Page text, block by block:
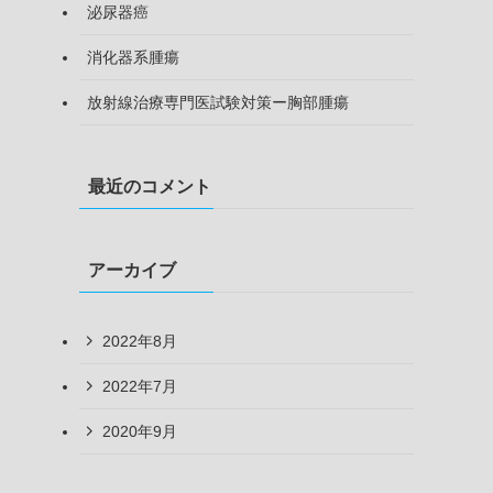
泌尿器癌
消化器系腫瘍
放射線治療専門医試験対策ー胸部腫瘍
最近のコメント
アーカイブ
2022年8月
2022年7月
2020年9月